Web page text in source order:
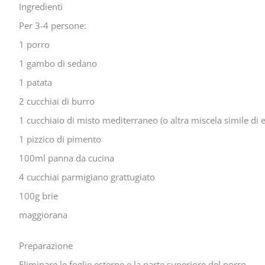
Ingredienti
Per 3-4 persone:
1 porro
1 gambo di sedano
1 patata
2 cucchiai di burro
1 cucchiaio di misto mediterraneo (o altra miscela simile di
1 pizzico di pimento
100ml panna da cucina
4 cucchiai parmigiano grattugiato
100g brie
maggiorana
Preparazione